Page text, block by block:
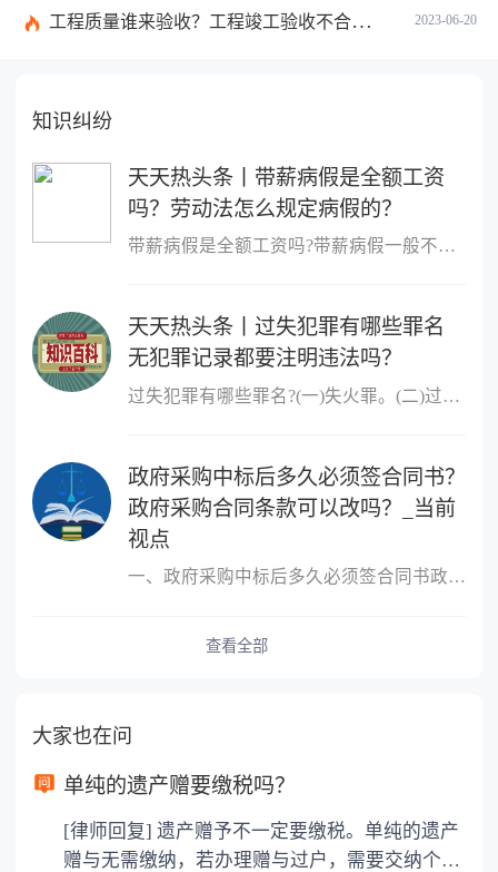
2023-06-20
工程质量谁来验收？工程竣工验收不合格如何处理？-焦点关注
知识纠纷
天天热头条丨带薪病假是全额工资
吗？劳动法怎么规定病假的？
带薪病假是全额工资吗?带薪病假一般不是全额工资。根据法律规定,职
天天热头条丨过失犯罪有哪些罪名
无犯罪记录都要注明违法吗？
过失犯罪有哪些罪名?(一)失火罪。(二)过失决水罪。(三)过失爆炸罪。
政府采购中标后多久必须签合同书？
政府采购合同条款可以改吗？_当前
视点
一、政府采购中标后多久必须签合同书政府采购中标后必须签合同书的
查看全部
大家也在问
单纯的遗产赠要缴税吗？
[律师回复] 遗产赠予不一定要缴税。单纯的遗产
赠与无需缴纳，若办理赠与过户，需要交纳个人